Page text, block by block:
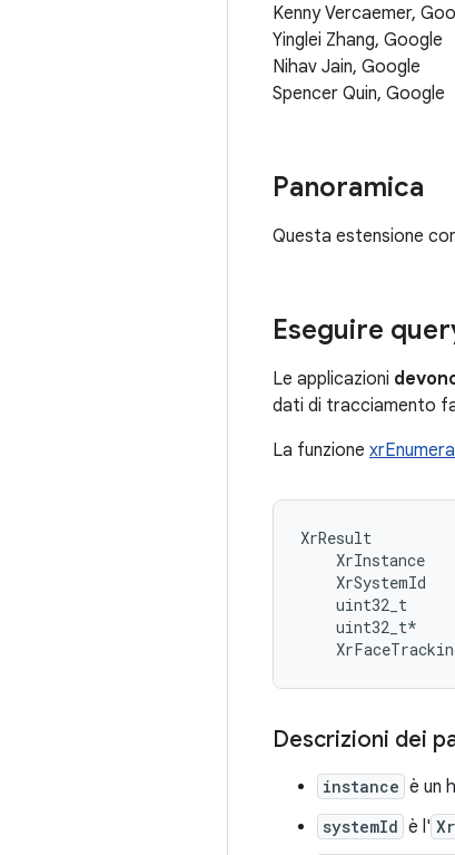
Kenny Vercaemer,
Yinglei Zhang, Google
Nihav Jain, Google
Spencer Quin, Google
Panoramica
Questa estensione
Eseguire
Le applicazioni
dati di tracciamento
La funzione
XrResult
XrInstance
XrSystemId
uint32_t
uint32_t*
Descrizioni dei
instance è un
systemId è l'